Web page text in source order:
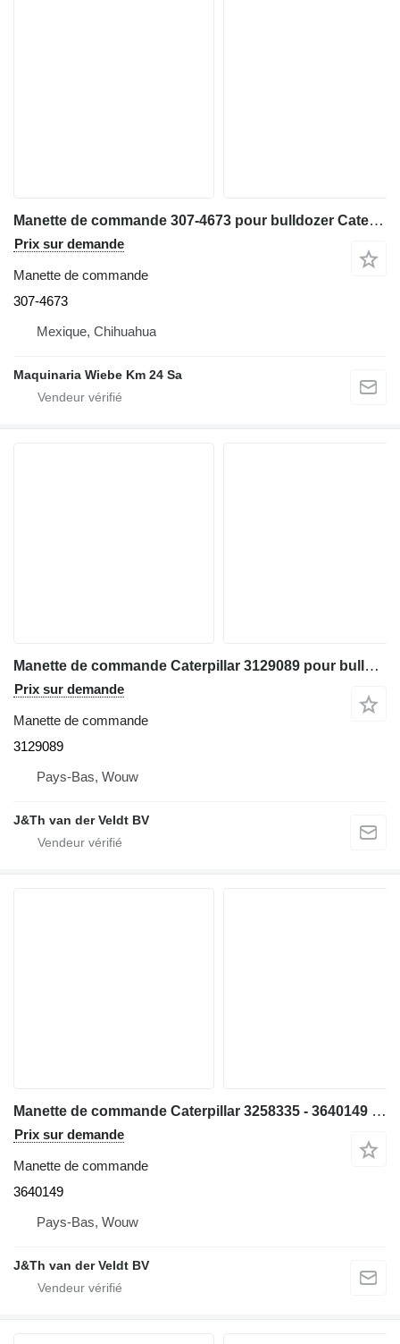
Manette de commande 307-4673 pour bulldozer Caterpillar D3K LGP,D6N XL,D6T LGP,D6T XW,D5R
Prix sur demande
Manette de commande
307-4673
Mexique, Chihuahua
Maquinaria Wiebe Km 24 Sa
Manette de commande Caterpillar 3129089 pour bulldozer Caterpillar D6N D5R D5RXL D5RLGP
Prix sur demande
Manette de commande
3129089
Pays-Bas, Wouw
J&Th van der Veldt BV
Manette de commande Caterpillar 3258335 - 3640149 pour bulldozer Caterpillar D9 D6N D8T D9T D6NXL D6TXL D6TXW D6NLGP D6TLGP
Prix sur demande
Manette de commande
3640149
Pays-Bas, Wouw
J&Th van der Veldt BV